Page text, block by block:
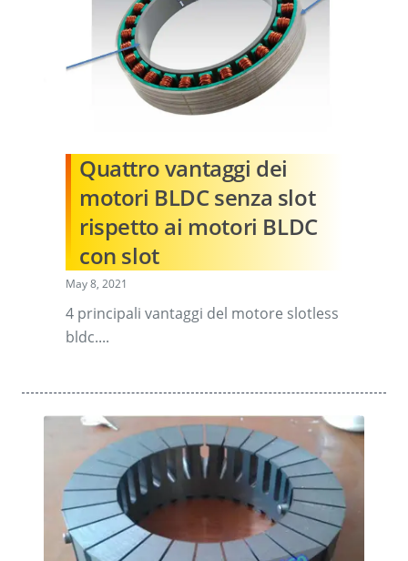
Quattro vantaggi dei
motori BLDC senza slot
rispetto ai motori BLDC
con slot
May 8, 2021
4 principali vantaggi del motore slotless
bldc....